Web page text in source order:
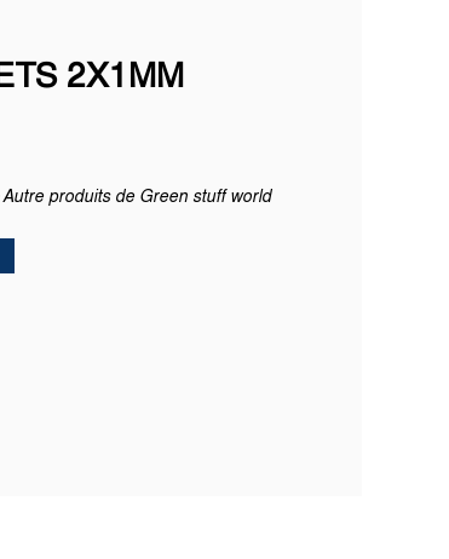
2X1MM
Autre produits de Green stuff world